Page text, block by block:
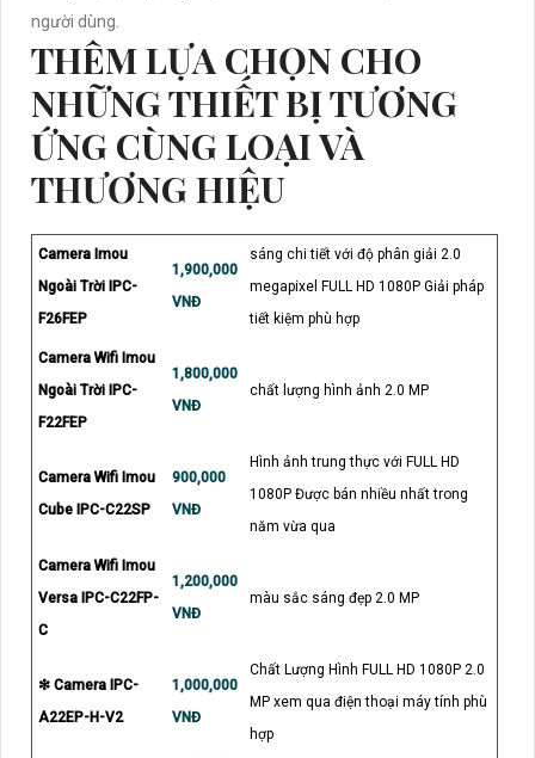
người dùng.
THÊM LỰA CHỌN CHO
NHỮNG THIẾT BỊ TƯƠNG
ỨNG CÙNG LOẠI VÀ
THƯƠNG HIỆU
Camera Imou
Ngoài Trời IPC-
F26FEP
1,900,000
VNĐ
sáng chi tiết với độ phân giải 2.0
megapixel FULL HD 1080P Giải pháp
tiết kiệm phù hợp
Camera Wifi Imou
Ngoài Trời IPC-
F22FEP
1,800,000
VNĐ
chất lượng hình ảnh 2.0 MP
Camera Wifi Imou
Cube IPC-C22SP
900,000
VNĐ
Hình ảnh trung thực với FULL HD
1080P Được bán nhiều nhất trong
năm vừa qua
Camera Wifi Imou
Versa IPC-C22FP-
C
1,200,000
VNĐ
màu sắc sáng đẹp 2.0 MP
❇ Camera IPC-
A22EP-H-V2
1,000,000
VNĐ
Chất Lượng Hình FULL HD 1080P 2.0
MP xem qua điện thoại máy tính phù
hợp